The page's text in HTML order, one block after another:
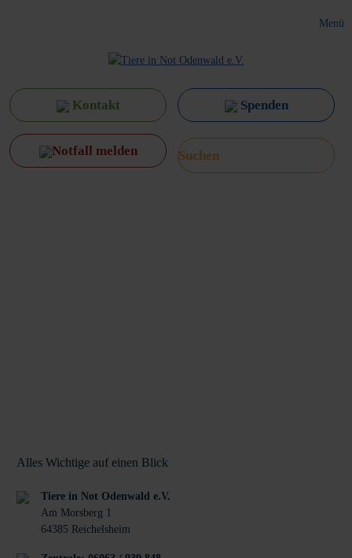
Menü
Kontakt Spenden
Notfall melden
Alles Wichtige auf einen Blick
Tiere in Not Odenwald e.V.
Am Morsberg 1
64385 Reichelsheim